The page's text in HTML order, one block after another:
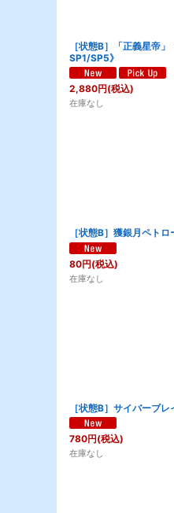
［状態B］「正義星帝
SP1/SP5》
2,880円(税込)
在庫なし
［状態B］獲銀月ペト
80円(税込)
在庫なし
［状態B］サイバーブ
780円(税込)
在庫なし